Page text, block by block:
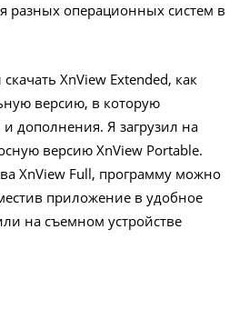
разных операционных систем в
XnView Extended, как
версию, в которую
дополнения. Я загрузил на
версию XnView Portable.
XnView Full, программу можно
приложение в удобное
на съемном устройстве